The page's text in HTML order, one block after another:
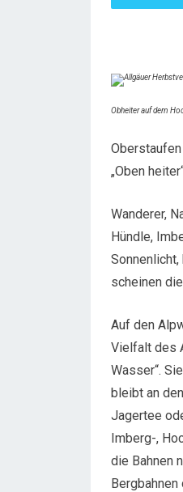
Obheiter auf dem
„Oben
Wanderer,
Hündle,
scheinen
Auf den
Vielfalt des
Wasser“.
bleibt an
Jagertee
Imberg-,
die Bahnen